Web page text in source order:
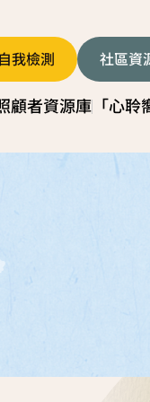
我檢測 社區資
顧者資源庫
片
分享
「心